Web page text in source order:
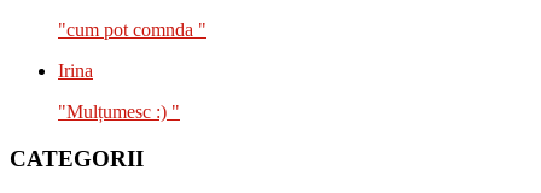
"cum pot comnda "
Irina
"Mulțumesc :) "
CATEGORII